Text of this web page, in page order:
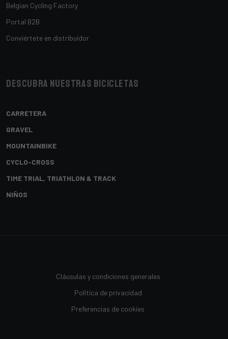
Belgian Cycling Factory
Portal B2B
Conviértete en distribuidor
Descubra nuestras bicicletas
CARRETERA
GRAVEL
MOUNTAINBIKE
CYCLO-CROSS
TIME TRIAL, TRIATHLON & TRACK
NIÑOS
Cláusulas y condiciones generales
Política de privacidad
Preferencias de cookies